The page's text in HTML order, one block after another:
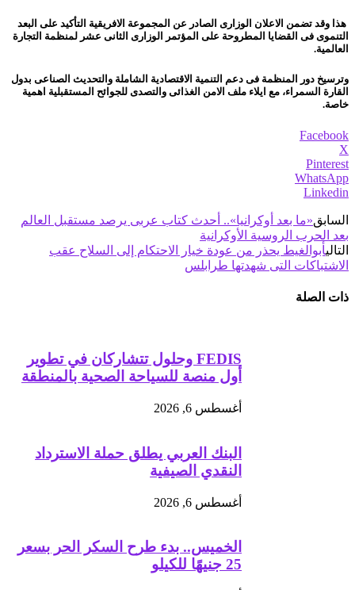
هذا وقد تضمن الاعلان الوزارى الصادر عن المجموعة الافريقية التأكيد على البعد
التنموى فى القضايا المطروحة على المؤتمر الوزارى الثانى عشر لمنظمة التجارة
العالمية.
وترسيخ دور المنظمة فى دعم التنمية الاقتصادية الشاملة والتحديث الصناعى بدول
القارة السمراء، مع ايلاء ملف الامن الغذائى والتصدى للجوائح المستقبلية اهمية
خاصة.
Facebook
X
Pinterest
WhatsApp
Linkedin
السابق«ما بعد أوكرانيا».. أحدث كتاب عربى يرصد مستقبل العالم
بعد الحرب الروسية الأوكرانية
التاليأبوالغيط يحذر من عودة خيار الاحتكام إلى السلاح عقب
الاشتباكات التى شهدتها طرابلس
ذات الصلة
FEDIS وحلول تتشاركان في تطوير
أول منصة للسياحة الصحية بالمنطقة
أغسطس 6, 2026
البنك العربي يطلق حملة الاسترداد
النقدي الصيفية
أغسطس 6, 2026
الخميس.. بدء طرح السكر الحر بسعر
25 جنيهًا للكيلو